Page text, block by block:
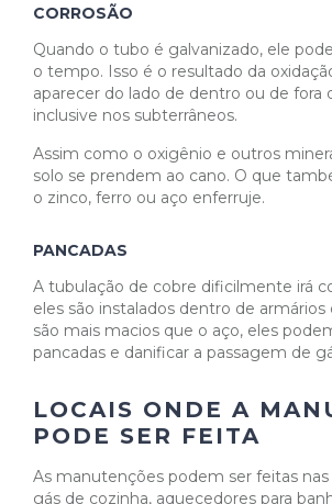
CORROSÃO
Quando o tubo é galvanizado, ele
o tempo. Isso é o resultado da
aparecer do lado de dentro ou de fora
inclusive nos subterrâneos.
Assim como o oxigênio e outros
solo se prendem ao cano. O que
o zinco, ferro ou aço enferruje.
PANCADAS
A tubulação de cobre dificilmente irá
eles são instalados dentro de armários
são mais macios que o aço, eles
pancadas e danificar a passagem de
LOCAIS ONDE A
PODE SER FEITA
As manutenções podem ser feitas nas
gás de cozinha, aquecedores para